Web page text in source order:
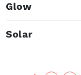
Glow
Solar